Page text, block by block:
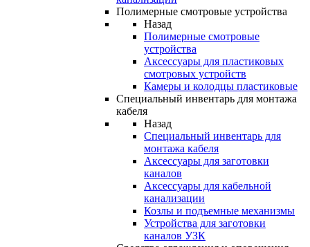
Полимерные смотровые устройства
Назад
Полимерные смотровые
устройства
Аксессуары для пластиковых
смотровых устройств
Камеры и колодцы пластиковые
Специальный инвентарь для монтажа
кабеля
Назад
Специальный инвентарь для
монтажа кабеля
Аксессуары для заготовки
каналов
Аксессуары для кабельной
канализации
Козлы и подъемные механизмы
Устройства для заготовки
каналов УЗК